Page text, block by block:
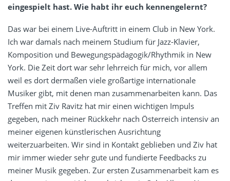
eingespielt hast. Wie habt ihr euch kennengelernt?
Das war bei einem Live-Auftritt in einem Club in New York.
Ich war damals nach meinem Studium für Jazz-Klavier,
Komposition und Bewegungspädagogik/Rhythmik in New
York. Die Zeit dort war sehr lehrreich für mich, vor allem
weil es dort dermaßen viele großartige internationale
Musiker gibt, mit denen man zusammenarbeiten kann. Das
Treffen mit Ziv Ravitz hat mir einen wichtigen Impuls
gegeben, nach meiner Rückkehr nach Österreich intensiv an
meiner eigenen künstlerischen Ausrichtung
weiterzuarbeiten. Wir sind in Kontakt geblieben und Ziv hat
mir immer wieder sehr gute und fundierte Feedbacks zu
meiner Musik gegeben. Zur ersten Zusammenarbeit kam es